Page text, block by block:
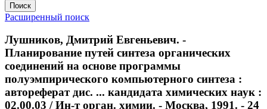
Поиск
Расширенный поиск
Лушников, Дмитрий Евгеньевич. -
Планирование путей синтеза органических
соединений на основе программы
полуэмпирического компьютерного синтеза :
автореферат дис. ... кандидата химических наук :
02.00.03 / Ин-т орган. химии. - Москва, 1991. - 24